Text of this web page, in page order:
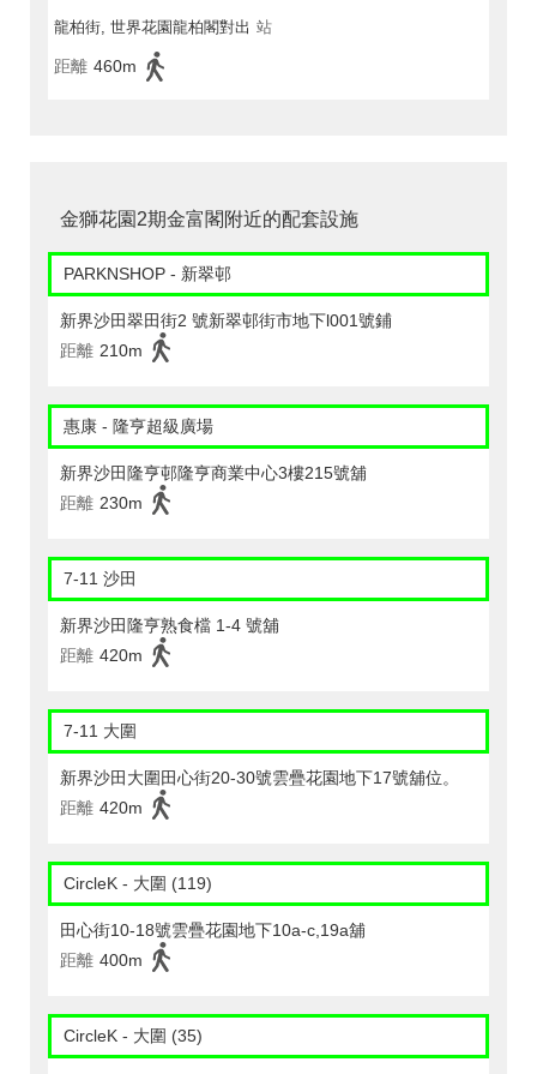
龍柏街, 世界花園龍柏閣對出 站
距離 460m
金獅花園2期金富閣附近的配套設施
PARKNSHOP - 新翠邨
新界沙田翠田街2 號新翠邨街市地下l001號鋪
距離 210m
惠康 - 隆亨超級廣場
新界沙田隆亨邨隆亨商業中心3樓215號舖
距離 230m
7-11 沙田
新界沙田隆亨熟食檔 1-4 號舖
距離 420m
7-11 大圍
新界沙田大圍田心街20-30號雲疊花園地下17號舖位。
距離 420m
CircleK - 大圍 (119)
田心街10-18號雲疊花園地下10a-c,19a舖
距離 400m
CircleK - 大圍 (35)